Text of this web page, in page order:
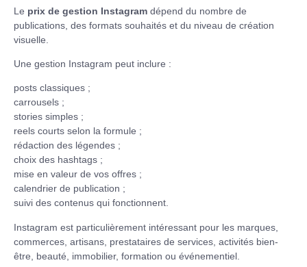
Le prix de gestion Instagram dépend du nombre de
publications, des formats souhaités et du niveau de création
visuelle.
Une gestion Instagram peut inclure :
posts classiques ;
carrousels ;
stories simples ;
reels courts selon la formule ;
rédaction des légendes ;
choix des hashtags ;
mise en valeur de vos offres ;
calendrier de publication ;
suivi des contenus qui fonctionnent.
Instagram est particulièrement intéressant pour les marques,
commerces, artisans, prestataires de services, activités bien-
être, beauté, immobilier, formation ou événementiel.